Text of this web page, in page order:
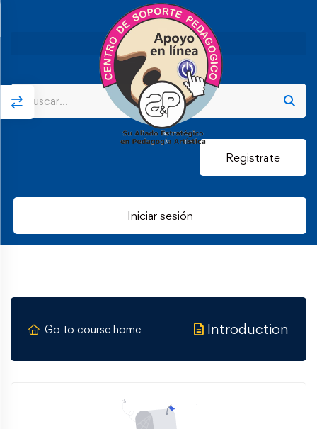
Registrate
Iniciar sesión
Go to course home Introduction